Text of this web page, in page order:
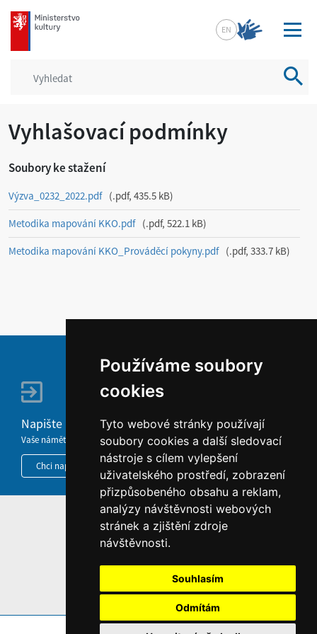
Používáme soubory
cookies
Tyto webové stránky používají
soubory cookies a další sledovací
nástroje s cílem vylepšení
uživatelského prostředí, zobrazení
přizpůsobeného obsahu a reklam,
analýzy návštěvnosti webových
stránek a zjištění zdroje
návštěvnosti.
Souhlasím
Odmítám
mkcr.cz
EN
Vyhlašovací podmínky
Soubory ke stažení
Výzva_0232_2022.pdf .pdf, 435.5 kB
Metodika mapování KKO.pdf .pdf, 522.1 kB
Metodika mapování KKO_Prováděcí pokyny.pdf .pdf, 333.7 kB
Napište nám
Vaše náměty, komentáře, připomínky a dotazy nezůstanou bez odezvy.
Chci napsat MKČR
HOME
INFORMACE O WEBU